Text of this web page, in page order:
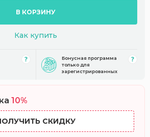
В КОРЗИНУ
Как купить
Бонусная программа
только для
зарегистрированных
10%
СКИДКУ